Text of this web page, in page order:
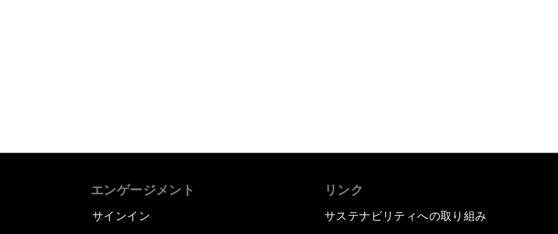
エンゲージメント
サインイン
リンク
サステナビリティへの取り組み